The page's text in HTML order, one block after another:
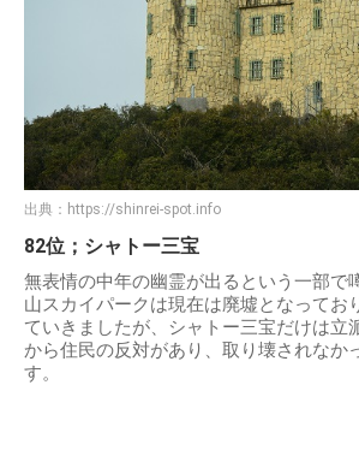
出典： https://shinrei-spot.info
82位；シャトー三宝
無表情の中年の幽霊が出るという一部で
山スカイパークは現在は廃墟となってお
ていきましたが、シャトー三宝だけは立
から住民の反対があり、取り壊されなか
す。